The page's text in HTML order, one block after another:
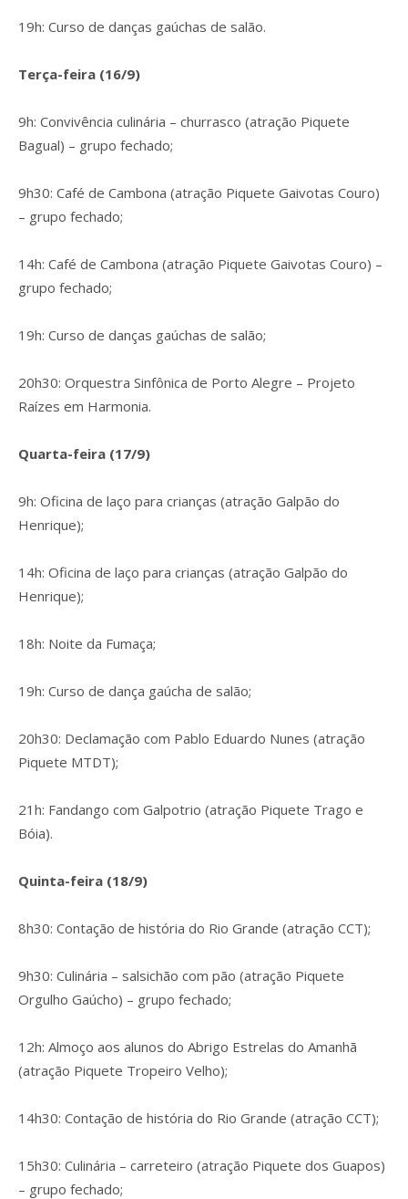
19h: Curso de danças gaúchas de salão.
Terça-feira (16/9)
9h: Convivência culinária – churrasco (atração Piquete
Bagual) – grupo fechado;
9h30: Café de Cambona (atração Piquete Gaivotas Couro)
– grupo fechado;
14h: Café de Cambona (atração Piquete Gaivotas Couro) –
grupo fechado;
19h: Curso de danças gaúchas de salão;
20h30: Orquestra Sinfônica de Porto Alegre – Projeto
Raízes em Harmonia.
Quarta-feira (17/9)
9h: Oficina de laço para crianças (atração Galpão do
Henrique);
14h: Oficina de laço para crianças (atração Galpão do
Henrique);
18h: Noite da Fumaça;
19h: Curso de dança gaúcha de salão;
20h30: Declamação com Pablo Eduardo Nunes (atração
Piquete MTDT);
21h: Fandango com Galpotrio (atração Piquete Trago e
Bóia).
Quinta-feira (18/9)
8h30: Contação de história do Rio Grande (atração CCT);
9h30: Culinária – salsichão com pão (atração Piquete
Orgulho Gaúcho) – grupo fechado;
12h: Almoço aos alunos do Abrigo Estrelas do Amanhã
(atração Piquete Tropeiro Velho);
14h30: Contação de história do Rio Grande (atração CCT);
15h30: Culinária – carreteiro (atração Piquete dos Guapos)
– grupo fechado;